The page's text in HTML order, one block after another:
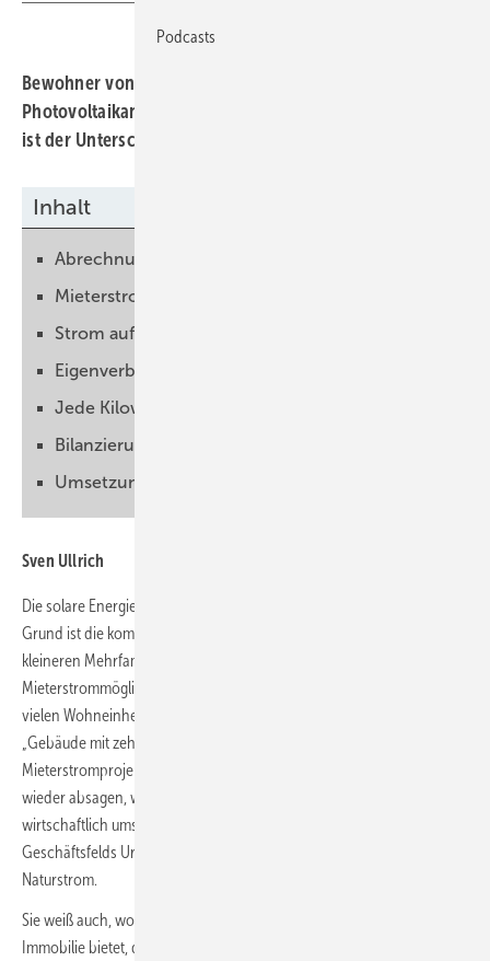
Bewohner von Mehrfamilienhäusern ­können eine eigene
Photovoltaikanlage betreiben. Wie funktioniert’s und wo
ist der Unterschied zum Mieterstrom?
Inhalt
Abrechnung vereinfacht
Mieterstrom derzeit wirtschaftlicher
Strom aufteilen
Eigenverbrauch maximieren
Jede Kilowattstunde richtig erfassen
Bilanzierung noch nicht geregelt
Umsetzung kann noch dauern
Sven Ullrich
Die solare Energiewende in Städten geht nur schleppend voran. Ein
Grund ist die komplizierte Umsetzung von Solarprojekten auf
kleineren Mehrfamilienhäusern. Die bisherigen
Mieterstrommöglichkeiten waren vor allem für große Gebäude mit
vielen Wohneinheiten attraktiv und wirtschaftlich umsetzbar.
„Gebäude mit zehn Wohneinheiten sind in der Regel für ein
Mieterstromprojekt zu klein. Wir müssen bei solchen Anfragen immer
wieder absagen, weil wir dort ein Mieterstromprojekt nicht
wirtschaftlich umsetzen können“, sagt Sarah Debor, Leiterin des
Geschäftsfelds Urbanes Wohnen beim Ökoenergieanbieter
Naturstrom.
Sie weiß auch, woran es liegt: „Je weniger potenzielle Kunden eine
Immobilie bietet, desto stärker fallen die Overhead-Kosten ins
Podcasts